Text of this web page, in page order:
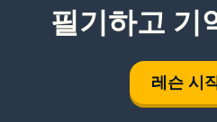
필기하고 기
레슨 시